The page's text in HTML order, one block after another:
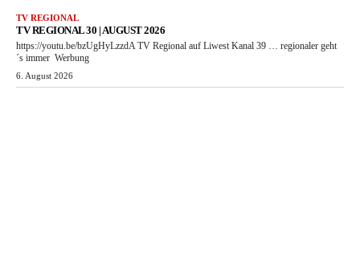
TV REGIONAL
TV REGIONAL 30 | AUGUST 2026
https://youtu.be/bzUgHyLzzdA TV Regional auf Liwest Kanal 39 … regionaler geht
´s immer Werbung
6. August 2026